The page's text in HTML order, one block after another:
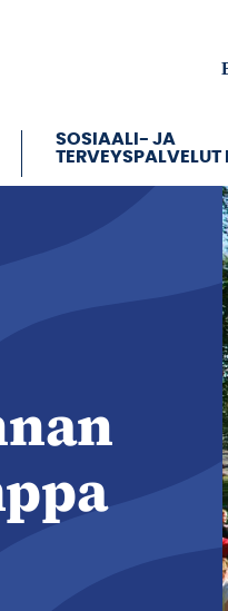
SOSIAALI- JA
TERVEYSPALVELUT